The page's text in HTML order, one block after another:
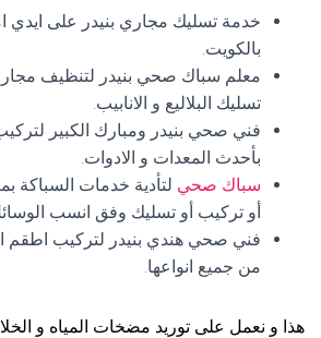
خدمة تسليك مجاري بنيدر على ايدي
بالكويت.
معلم سباك صحي بنيدر لتنظيف
تسليك البلاليع و الانابيب.
فني صحي بنيدر ومبارك الكبير
بأحدث المعدات و الادوات.
سباك صحي لتأدية خدمات السباكة
أو تركيب أو تسليك وفق انسب
فني صحي هندي بنيدر لتركيب اطقم
من جميع انواعها.
هذا و نعمل على توريد مضخات المياه و